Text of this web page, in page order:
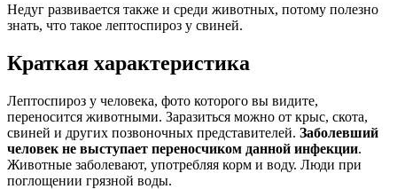
Недуг развивается также и среди животных, потому полезно
знать, что такое лептоспироз у свиней.
Краткая характеристика
Лептоспироз у человека, фото которого вы видите,
переносится животными. Заразиться можно от крыс, скота,
свиней и других позвоночных представителей. Заболевший
человек не выступает переносчиком данной инфекции.
Животные заболевают, употребляя корм и воду. Люди при
поглощении грязной воды.